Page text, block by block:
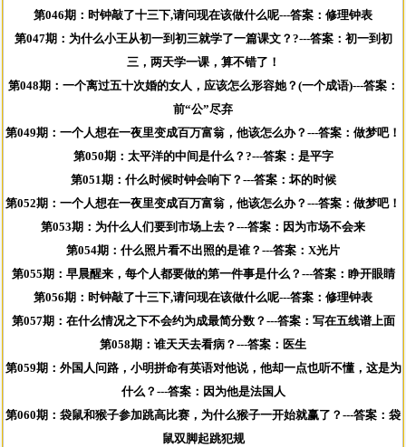
第046期：时钟敲了十三下,请问现在该做什么呢---答案：修理钟表
第047期：为什么小王从初一到初三就学了一篇课文？?---答案：初一到初
三，两天学一课，算不错了！
第048期：一个离过五十次婚的女人，应该怎么形容她？(一个成语)---答案：
前“公”尽弃
第049期：一个人想在一夜里变成百万富翁，他该怎么办？---答案：做梦吧！
第050期：太平洋的中间是什么？?---答案：是平字
第051期：什么时候时钟会响下？---答案：坏的时候
第052期：一个人想在一夜里变成百万富翁，他该怎么办？---答案：做梦吧！
第053期：为什么人们要到市场上去？---答案：因为市场不会来
第054期：什么照片看不出照的是谁？---答案：X光片
第055期：早晨醒来，每个人都要做的第一件事是什么？---答案：睁开眼睛
第056期：时钟敲了十三下,请问现在该做什么呢---答案：修理钟表
第057期：在什么情况之下不会约为成最简分数？---答案：写在五线谱上面
第058期：谁天天去看病？---答案：医生
第059期：外国人问路，小明拼命有英语对他说，他却一点也听不懂，这是为
什么？---答案：因为他是法国人
第060期：袋鼠和猴子参加跳高比赛，为什么猴子一开始就赢了？---答案：袋
鼠双脚起跳犯规